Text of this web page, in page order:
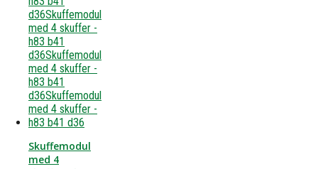
Skuffemodul
med 4